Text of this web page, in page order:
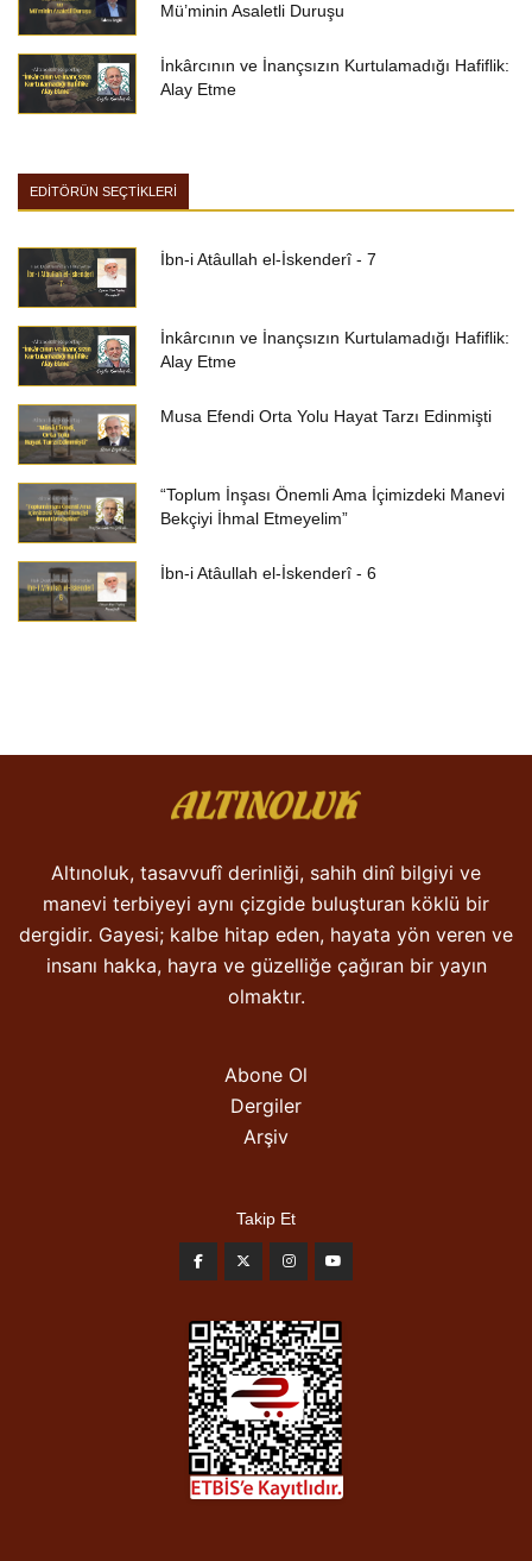
Mü’minin Asaletli Duruşu
İnkârcının ve İnançsızın Kurtulamadığı Hafiflik:
Alay Etme
EDİTÖRÜN SEÇTİKLERİ
İbn-i Atâullah el-İskenderî - 7
İnkârcının ve İnançsızın Kurtulamadığı Hafiflik:
Alay Etme
Musa Efendi Orta Yolu Hayat Tarzı Edinmişti
“Toplum İnşası Önemli Ama İçimizdeki Manevi
Bekçiyi İhmal Etmeyelim”
İbn-i Atâullah el-İskenderî - 6
Altınoluk, tasavvufî derinliği, sahih dinî bilgiyi ve
manevi terbiyeyi aynı çizgide buluşturan köklü bir
dergidir. Gayesi; kalbe hitap eden, hayata yön veren ve
insanı hakka, hayra ve güzelliğe çağıran bir yayın
olmaktır.
Abone Ol
Dergiler
Arşiv
Takip Et